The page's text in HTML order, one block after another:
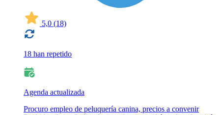
5,0 (18)
18 han repetido
Agenda actualizada
Procuro empleo de peluquería canina, precios a convenir